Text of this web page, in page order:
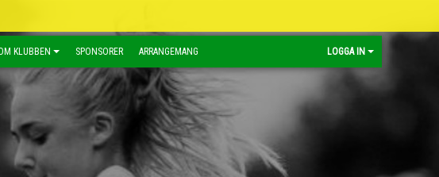
KLUBBEN SPONSORER ARRANGEMANG LOGGA IN